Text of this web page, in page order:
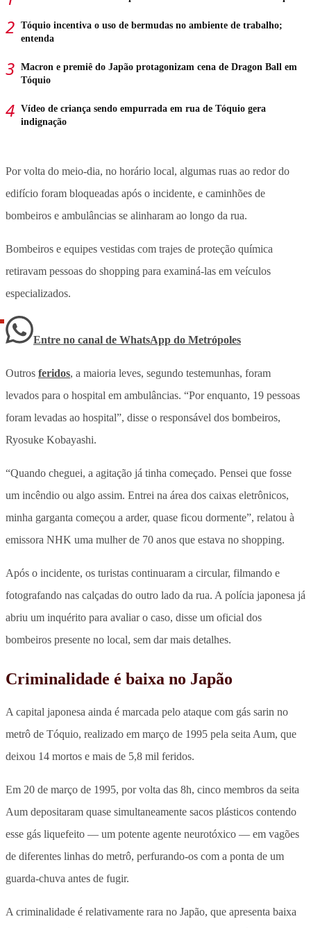
Tóquio incentiva o uso de bermudas no ambiente de trabalho;
entenda
Macron e premiê do Japão protagonizam cena de Dragon Ball em
Tóquio
Vídeo de criança sendo empurrada em rua de Tóquio gera
indignação
Por volta do meio-dia, no horário local, algumas ruas ao redor do
edifício foram bloqueadas após o incidente, e caminhões de
bombeiros e ambulâncias se alinharam ao longo da rua.
Bombeiros e equipes vestidas com trajes de proteção química
retiravam pessoas do shopping para examiná-las em veículos
especializados.
Entre no canal de WhatsApp do Metrópoles
Outros feridos, a maioria leves, segundo testemunhas, foram
levados para o hospital em ambulâncias. “Por enquanto, 19 pessoas
foram levadas ao hospital”, disse o responsável dos bombeiros,
Ryosuke Kobayashi.
“Quando cheguei, a agitação já tinha começado. Pensei que fosse
um incêndio ou algo assim. Entrei na área dos caixas eletrônicos,
minha garganta começou a arder, quase ficou dormente”, relatou à
emissora NHK uma mulher de 70 anos que estava no shopping.
Após o incidente, os turistas continuaram a circular, filmando e
fotografando nas calçadas do outro lado da rua. A polícia japonesa já
abriu um inquérito para avaliar o caso, disse um oficial dos
bombeiros presente no local, sem dar mais detalhes.
Criminalidade é baixa no Japão
A capital japonesa ainda é marcada pelo ataque com gás sarin no
metrô de Tóquio, realizado em março de 1995 pela seita Aum, que
deixou 14 mortos e mais de 5,8 mil feridos.
Em 20 de março de 1995, por volta das 8h, cinco membros da seita
Aum depositaram quase simultaneamente sacos plásticos contendo
esse gás liquefeito — um potente agente neurotóxico — em vagões
de diferentes linhas do metrô, perfurando-os com a ponta de um
guarda-chuva antes de fugir.
A criminalidade é relativamente rara no Japão, que apresenta baixa